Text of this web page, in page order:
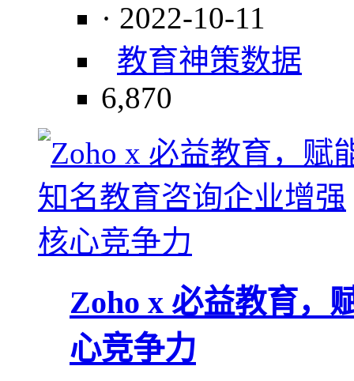
· 2022-10-11
教育神策数据
6,870
Zoho x 必益教育，
心竞争力